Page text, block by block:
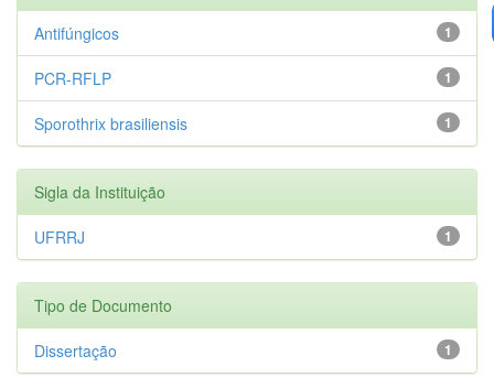
1
Antifúngicos
1
PCR-RFLP
1
Sporothrix brasiliensis
Sigla da Instituição
1
UFRRJ
Tipo de Documento
1
Dissertação